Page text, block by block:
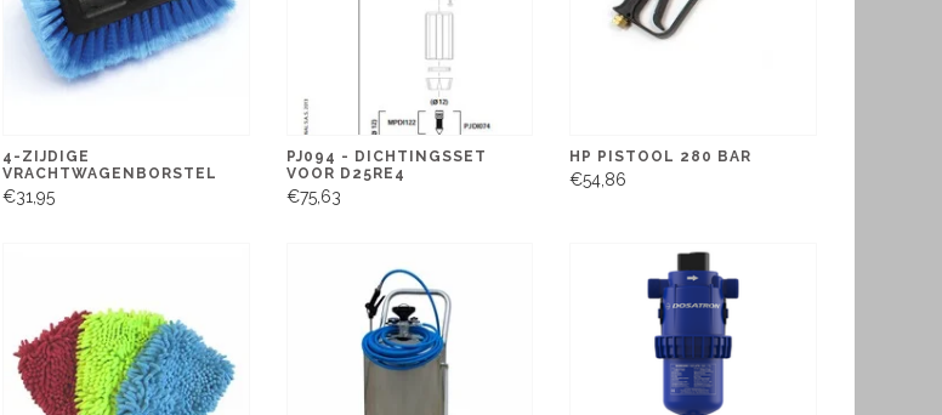
4-ZIJDIGE
VRACHTWAGENBORSTEL
€31,95
PJ094 - DICHTINGSSET
VOOR D25RE4
€75,63
HP PISTOOL 280 BAR
€54,86